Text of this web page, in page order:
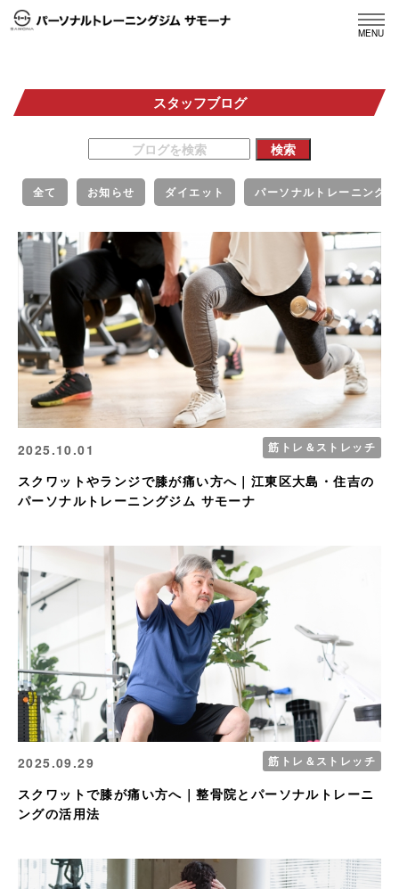
MENU
スタッフブログ
全て お知らせ ダイエット パーソナルトレーニング
2025.10.01 筋トレ＆ストレッチ
スクワットやランジで膝が痛い方へ｜江東区大島・住吉の
パーソナルトレーニングジム サモーナ
2025.09.29 筋トレ＆ストレッチ
スクワットで膝が痛い方へ｜整骨院とパーソナルトレーニ
ングの活用法